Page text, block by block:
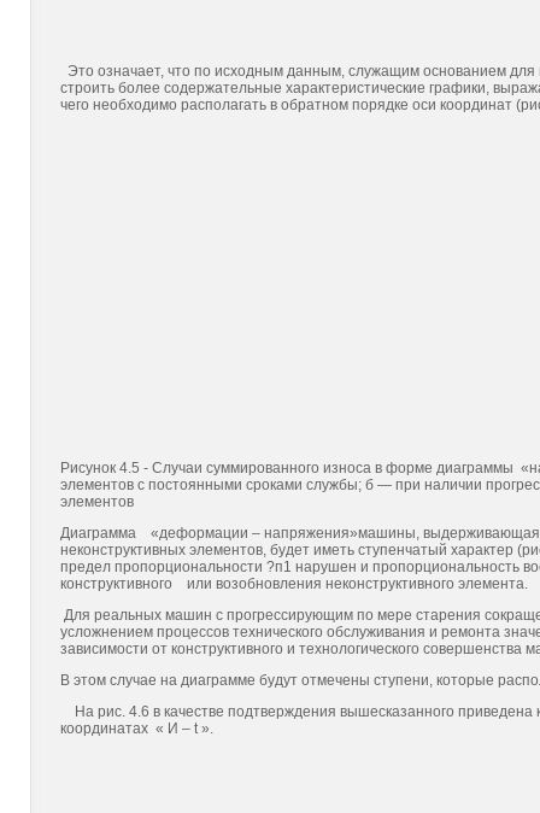
Это означает, что по исходным данным, служащим основа­нием
строить более содержательные характеристи­ческие графики,
чего необходимо располагать в обрат­ном порядке оси координат
Рисунок 4.5 - Случаи суммированного износа в форме диаграммы
элементов с постоянными сроками службы; б — при наличии
элементов
Диаграмма «деформации – напряжения»машины, выдерживающая
неконструктивных элементов, будет иметь ступенчатый характер
предел пропорциональности ?п1 нарушен и
конструктивного или возобновления неконструктивного элемента.
Для реальных машин с прогрессирующим по мере старения
усложнением процессов технического обслуживания и ремонта
зависимости от конструктивного и технологиче­ского
В этом случае на диаграмме будут отмечены ступени, которые
На рис. 4.6 в качестве подтверждения вышесказанного
координатах « И – t ».